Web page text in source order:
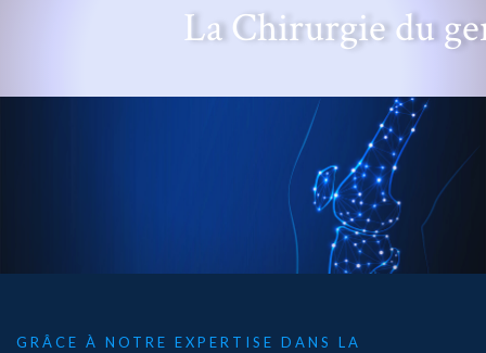
La Chirurgie du
GRÂCE À NOTRE EXPERTISE DANS LA